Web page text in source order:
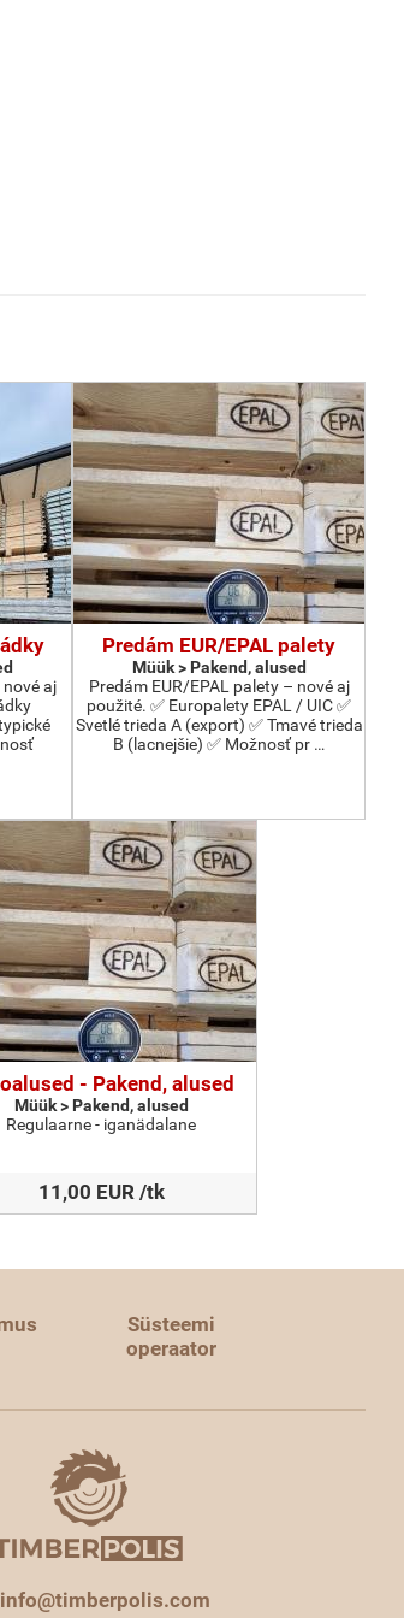
aj
Predám EUR/EPAL palety
Müük > Pakend, alused
Predám EUR/EPAL palety – nové aj
použité. ✅ Europalety EPAL / UIC ✅
Svetlé trieda A (export) ✅ Tmavé trieda
B (lacnejšie) ✅ Možnosť pr …
- Pakend, alused
Müük > Pakend, alused
Regulaarne - iganädalane
11,00 EUR /tk
Süsteemi
operaator
info@timberpolis.com